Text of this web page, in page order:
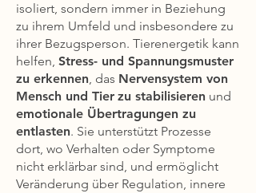
isoliert, sondern immer in Beziehung
zu ihrem Umfeld und insbesondere zu
ihrer Bezugsperson. Tierenergetik kann
helfen, Stress- und Spannungsmuster
zu erkennen, das Nervensystem von
Mensch und Tier zu stabilisieren und
emotionale Übertragungen zu
entlasten. Sie unterstützt Prozesse
dort, wo Verhalten oder Symptome
nicht erklärbar sind, und ermöglicht
Veränderung über Regulation, innere